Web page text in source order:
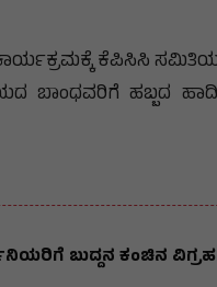
ಕೆಪಿಸಿಸಿ ಸಮಿತಿಯ
ಬಾಂಧವರಿಗೆ ಹಬ್ಬದ
ಬುದ್ದನ ಕಂಚಿನ